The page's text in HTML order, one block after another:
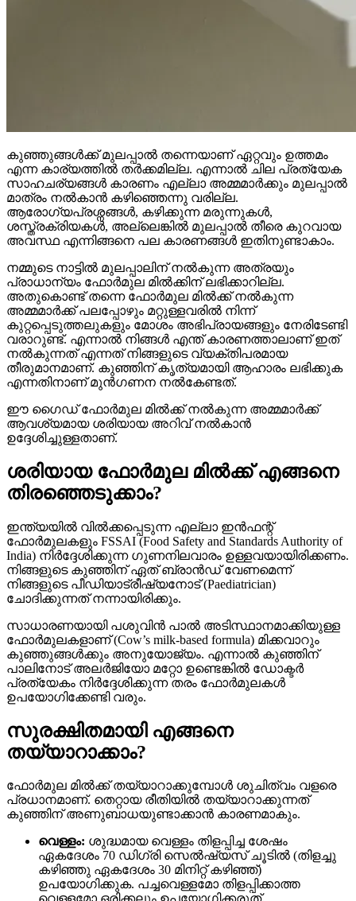
കുഞ്ഞുങ്ങൾക്ക് മുലപ്പാൽ തന്നെയാണ് ഏറ്റവും ഉത്തമം
എന്ന കാര്യത്തിൽ തർക്കമില്ല. എന്നാൽ ചില പ്രത്യേക
സാഹചര്യങ്ങൾ കാരണം എല്ലാ അമ്മമാർക്കും മുലപ്പാൽ
മാത്രം നൽകാൻ കഴിഞ്ഞെന്നു വരില്ല.
ആരോഗ്യപ്രശ്നങ്ങൾ, കഴിക്കുന്ന മരുന്നുകൾ,
ശസ്ത്രക്രിയകൾ, അല്ലെങ്കിൽ മുലപ്പാൽ തീരെ കുറവായ
അവസ്ഥ എന്നിങ്ങനെ പല കാരണങ്ങൾ ഇതിനുണ്ടാകാം.
നമ്മുടെ നാട്ടിൽ മുലപ്പാലിന് നൽകുന്ന അത്രയും
പ്രാധാന്യം ഫോർമുല മിൽക്കിന് ലഭിക്കാറില്ല.
അതുകൊണ്ട് തന്നെ ഫോർമുല മിൽക്ക് നൽകുന്ന
അമ്മമാർക്ക് പലപ്പോഴും മറ്റുള്ളവരിൽ നിന്ന്
കുറ്റപ്പെടുത്തലുകളും മോശം അഭിപ്രായങ്ങളും നേരിടേണ്ടി
വരാറുണ്ട്. എന്നാൽ നിങ്ങൾ എന്ത് കാരണത്താലാണ് ഇത്
നൽകുന്നത് എന്നത് നിങ്ങളുടെ വ്യക്തിപരമായ
തീരുമാനമാണ്. കുഞ്ഞിന് കൃത്യമായി ആഹാരം ലഭിക്കുക
എന്നതിനാണ് മുൻഗണന നൽകേണ്ടത്.
ഈ ഗൈഡ് ഫോർമുല മിൽക്ക് നൽകുന്ന അമ്മമാർക്ക്
ആവശ്യമായ ശരിയായ അറിവ് നൽകാൻ
ഉദ്ദേശിച്ചുള്ളതാണ്.
ശരിയായ ഫോർമുല മിൽക്ക് എങ്ങനെ
തിരഞ്ഞെടുക്കാം?
ഇന്ത്യയിൽ വിൽക്കപ്പെടുന്ന എല്ലാ ഇൻഫന്റ്
ഫോർമുലകളും FSSAI (Food Safety and Standards Authority of
India) നിർദ്ദേശിക്കുന്ന ഗുണനിലവാരം ഉള്ളവയായിരിക്കണം.
നിങ്ങളുടെ കുഞ്ഞിന് ഏത് ബ്രാൻഡ് വേണമെന്ന്
നിങ്ങളുടെ പീഡിയാട്രീഷ്യനോട് (Paediatrician)
ചോദിക്കുന്നത് നന്നായിരിക്കും.
സാധാരണയായി പശുവിൻ പാൽ അടിസ്ഥാനമാക്കിയുള്ള
ഫോർമുലകളാണ് (Cow’s milk-based formula) മിക്കവാറും
കുഞ്ഞുങ്ങൾക്കും അനുയോജ്യം. എന്നാൽ കുഞ്ഞിന്
പാലിനോട് അലർജിയോ മറ്റോ ഉണ്ടെങ്കിൽ ഡോക്ടർ
പ്രത്യേകം നിർദ്ദേശിക്കുന്ന തരം ഫോർമുലകൾ
ഉപയോഗിക്കേണ്ടി വരും.
സുരക്ഷിതമായി എങ്ങനെ
തയ്യാറാക്കാം?
ഫോർമുല മിൽക്ക് തയ്യാറാക്കുമ്പോൾ ശുചിത്വം വളരെ
പ്രധാനമാണ്. തെറ്റായ രീതിയിൽ തയ്യാറാക്കുന്നത്
കുഞ്ഞിന് അണുബാധയുണ്ടാക്കാൻ കാരണമാകും.
വെള്ളം: ശുദ്ധമായ വെള്ളം തിളപ്പിച്ച ശേഷം
ഏകദേശം 70 ഡിഗ്രി സെൽഷ്യസ് ചൂടിൽ (തിളച്ചു
കഴിഞ്ഞു ഏകദേശം 30 മിനിറ്റ് കഴിഞ്ഞ്)
ഉപയോഗിക്കുക. പച്ചവെള്ളമോ തിളപ്പിക്കാത്ത